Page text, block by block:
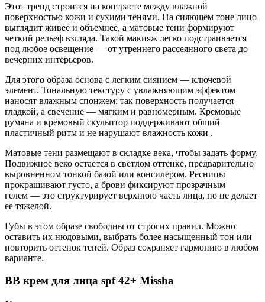
Этот тренд строится на контрасте между влажной
поверхностью кожи и сухими тенями. На сияющем тоне лицо
выглядит живее и объемнее, а матовые тени формируют
четкий рельеф взгляда. Такой макияж легко подстраивается
под любое освещение — от утреннего рассеянного света до
вечерних интерьеров.
Для этого образа основа с легким сиянием — ключевой
элемент. Тональную текстуру с увлажняющим эффектом
наносят влажным спонжем: так поверхность получается
гладкой, а свечение — мягким и равномерным. Кремовые
румяна и кремовый скульптор поддерживают общий
пластичный ритм и не нарушают влажность кожи .
Матовые тени размещают в складке века, чтобы задать форму.
Подвижное веко остается в светлом оттенке, предварительно
выровненном тонкой базой или консилером. Ресницы
прокрашивают густо, а брови фиксируют прозрачным
гелем — это структурирует верхнюю часть лица, но не делает
ее тяжелой.
Губы в этом образе свободны от строгих правил. Можно
оставить их нюдовыми, выбрать более насыщенный тон или
повторить оттенок теней. Образ сохраняет гармонию в любом
варианте.
BB крем для лица spf 42+ Missha